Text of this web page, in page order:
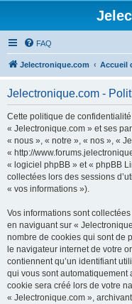
FAQ
Jelectronique.com Accueil
Jelectronique.com -
Cette politique de
« Jelectronique.com » et ses
« nous », « notre », « nos », «
« http://
« logiciel phpBB » et « phpBB
collectées lors des sessions
« vos informations »).
Vos informations sont
en naviguant sur «
nombre de cookies qui sont de
le navigateur internet de votre
contiennent qu’un identifiant
qui vous sont
cookie sera créé lors de votre
« Jelectronique.com »,